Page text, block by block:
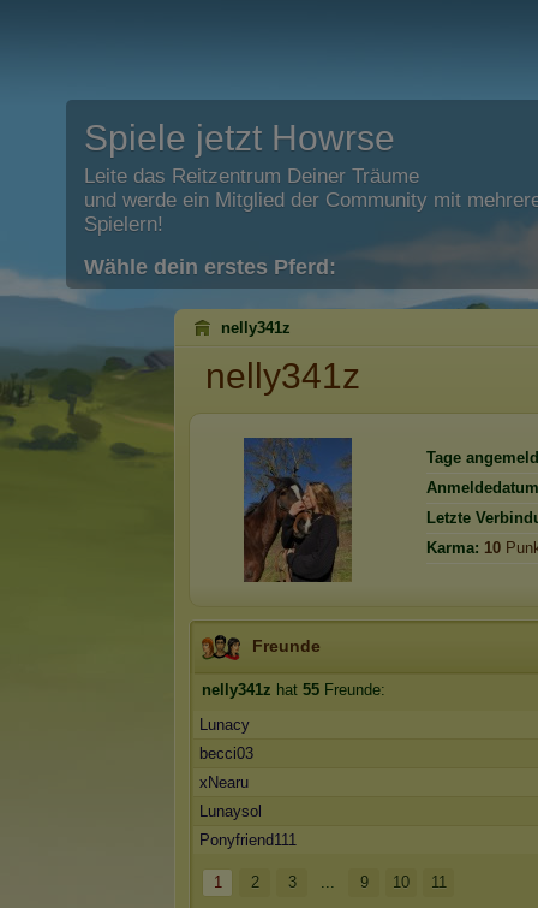
Spiele jetzt Howrse
Leite das Reitzentrum Deiner Träume
und werde ein Mitglied der Community mit
Spielern!
Wähle dein erstes Pferd:
nelly341z
nelly341z
Tage
Letzte
Karma: 10
Freunde
nelly341z hat 55 Freunde:
Lunacy
becci03
xNearu
Lunaysol
Ponyfriend111
1 2 3 ... 9 10 11